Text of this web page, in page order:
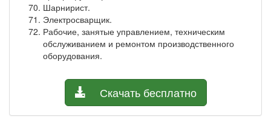
Шарнирист.
Электросварщик.
Рабочие, занятые управлением, техническим
обслуживанием и ремонтом производственного
оборудования.
Скачать бесплатно